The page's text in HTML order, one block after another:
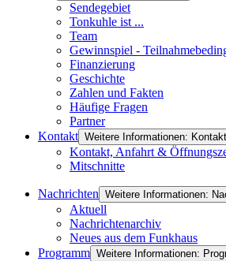
Sendegebiet
Tonkuhle ist ...
Team
Gewinnspiel -
Finanzierung
Geschichte
Zahlen und Fakten
Häufige Fragen
Partner
Kontakt Weitere Informationen: Kontakt
Kontakt, Anfahrt &
Mitschnitte
Nachrichten Weitere Informationen:
Aktuell
Nachrichtenarchiv
Neues aus dem Funkhaus
Programm Weitere Informationen: